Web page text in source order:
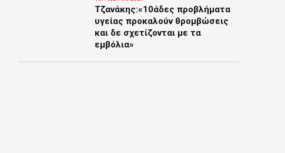
Τζανάκης:«10άδες προβλήματα
υγείας προκαλούν θρομβώσεις
και δε σχετίζονται με τα
εμβόλια»